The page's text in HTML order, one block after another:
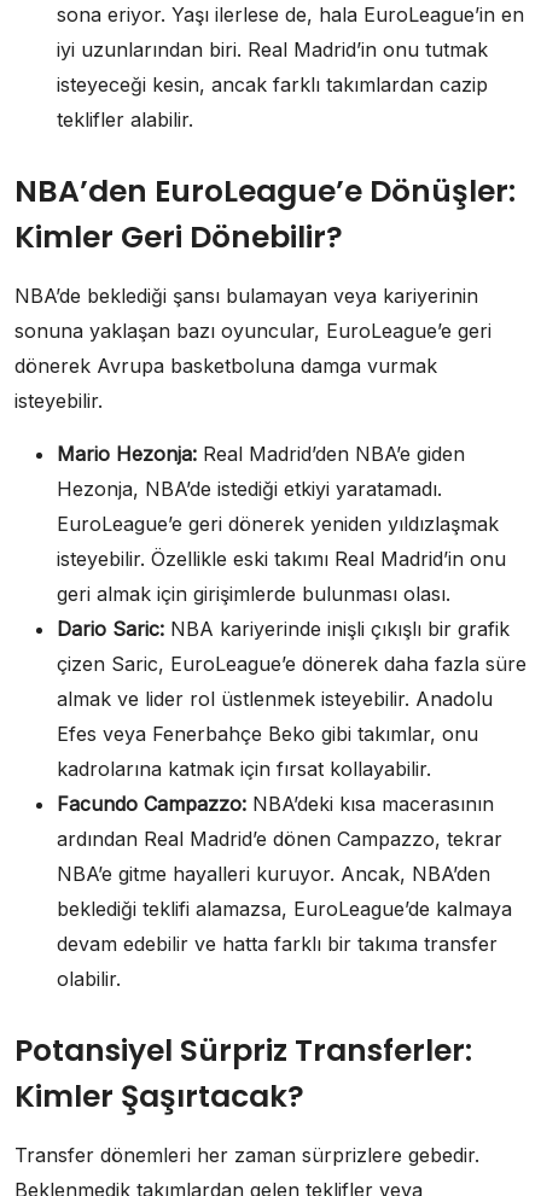
sona eriyor. Yaşı ilerlese de, hala EuroLeague’in en
iyi uzunlarından biri. Real Madrid’in onu tutmak
isteyeceği kesin, ancak farklı takımlardan cazip
teklifler alabilir.
NBA’den EuroLeague’e Dönüşler:
Kimler Geri Dönebilir?
NBA’de beklediği şansı bulamayan veya kariyerinin
sonuna yaklaşan bazı oyuncular, EuroLeague’e geri
dönerek Avrupa basketboluna damga vurmak
isteyebilir.
Mario Hezonja: Real Madrid’den NBA’e giden
Hezonja, NBA’de istediği etkiyi yaratamadı.
EuroLeague’e geri dönerek yeniden yıldızlaşmak
isteyebilir. Özellikle eski takımı Real Madrid’in onu
geri almak için girişimlerde bulunması olası.
Dario Saric: NBA kariyerinde inişli çıkışlı bir grafik
çizen Saric, EuroLeague’e dönerek daha fazla süre
almak ve lider rol üstlenmek isteyebilir. Anadolu
Efes veya Fenerbahçe Beko gibi takımlar, onu
kadrolarına katmak için fırsat kollayabilir.
Facundo Campazzo: NBA’deki kısa macerasının
ardından Real Madrid’e dönen Campazzo, tekrar
NBA’e gitme hayalleri kuruyor. Ancak, NBA’den
beklediği teklifi alamazsa, EuroLeague’de kalmaya
devam edebilir ve hatta farklı bir takıma transfer
olabilir.
Potansiyel Sürpriz Transferler:
Kimler Şaşırtacak?
Transfer dönemleri her zaman sürprizlere gebedir.
Beklenmedik takımlardan gelen teklifler veya